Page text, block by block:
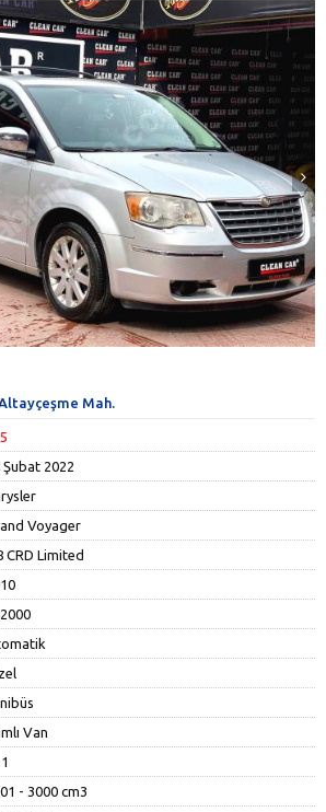
Mah.
Şubat 2022
Voyager
CRD Limited
Van
- 3000 cm3